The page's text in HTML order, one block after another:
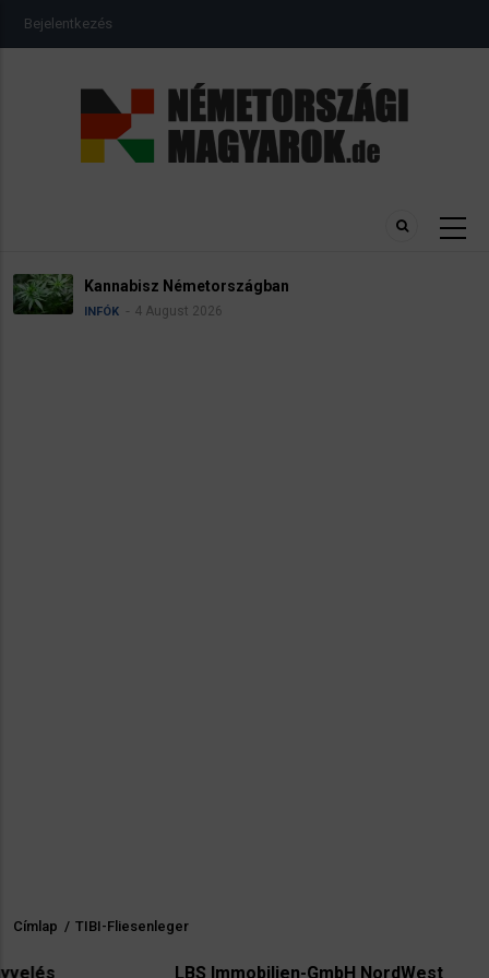
USER
ACCOUNT
Bejelentkezés
Németországban
4 August 2026
Morzsa
Címlap / TIBI-Fliesenleger
LBS Immobilien-GmbH NordWest